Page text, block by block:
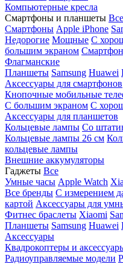
Компьютерные кресла
Смартфоны и планшеты Все
Смартфоны Apple iPhone
Недорогие Мощные С
большим экраном
Флагманские
Планшеты Samsung Huawei
Аксессуары для смартфонов
Кнопочные мобильные
С большим экраном С
Аксессуары для планшетов
Кольцевые лампы Со
Кольцевые лампы 26 см
кольцевые лампы
Внешние аккумуляторы
Гаджеты Все
Умные часы Apple Watch
Все бренды C измерением
картой Аксессуары для
Фитнес браслеты Xiaomi
Планшеты Samsung Huawei
Аксессуары
Квадрокоптеры и
Радиоуправляемые модели